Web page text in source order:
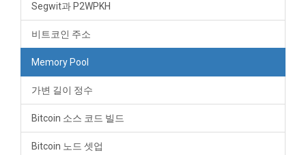
Segwit과 P2WPKH
비트코인 주소
Memory Pool
가변 길이 정수
Bitcoin 소스 코드 빌드
Bitcoin 노드 셋업